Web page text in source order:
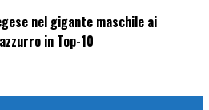
nel gigante maschile ai
in Top-10